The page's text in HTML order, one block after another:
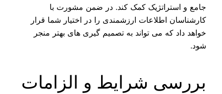
جامع و استراتژیک کمک کند. در ضمن مشورت با
کارشناسان اطلاعات ارزشمندی را در اختیار شما قرار
خواهد داد که می‌ تواند به تصمیم‌ گیری‌ های بهتر منجر
شود.
بررسی شرایط و الزامات